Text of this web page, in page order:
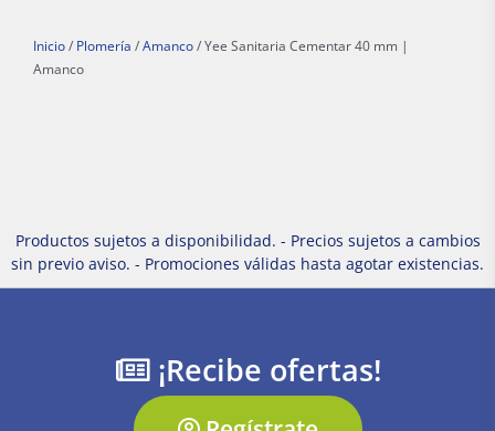
Inicio / Plomería / Amanco / Yee Sanitaria Cementar 40 mm |
Amanco
Productos sujetos a disponibilidad. - Precios sujetos a cambios
sin previo aviso. - Promociones válidas hasta agotar existencias.
¡Recibe ofertas!